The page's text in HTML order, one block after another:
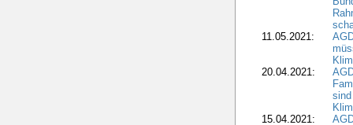
11.05.2021:
20.04.2021:
15.04.2021: